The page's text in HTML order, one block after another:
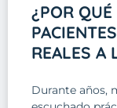
¿POR
REALES A
Durante años,